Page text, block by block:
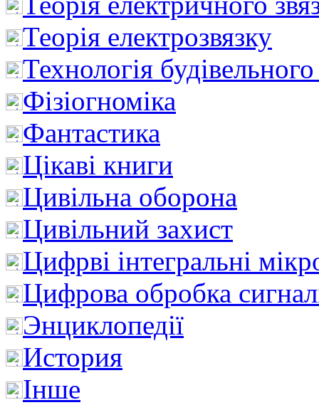
Теорія електрозвязку
Технологія
Фізіогноміка
Фантастика
Цікаві книги
Цивільна оборона
Цивільний захист
Цифрві інтегральні
Цифрова обробка
Энциклопедії
История
Інше